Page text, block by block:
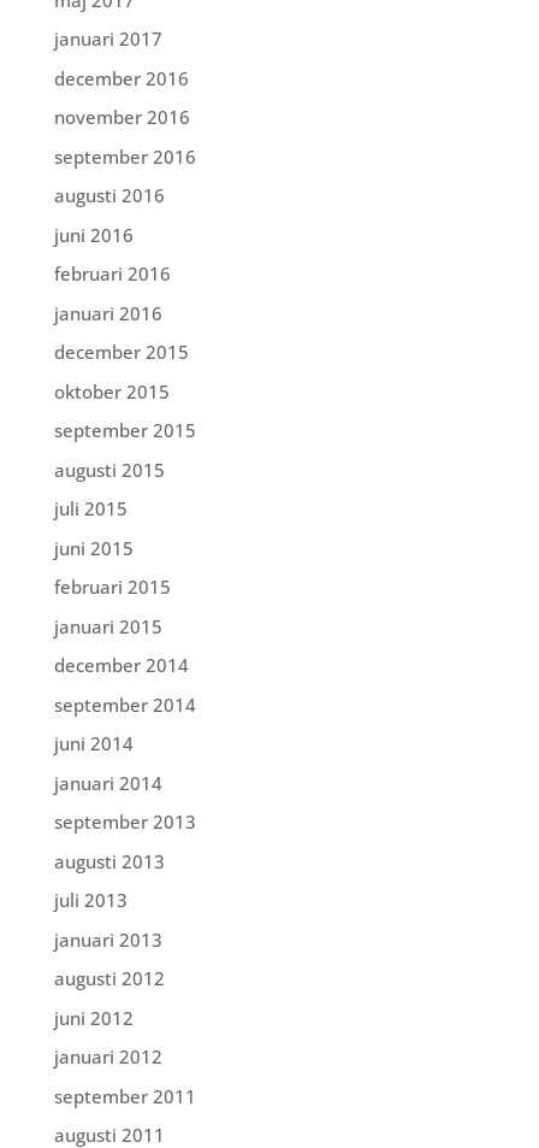
januari 2017
december 2016
november 2016
september 2016
augusti 2016
juni 2016
februari 2016
januari 2016
december 2015
oktober 2015
september 2015
augusti 2015
juli 2015
juni 2015
februari 2015
januari 2015
december 2014
september 2014
juni 2014
januari 2014
september 2013
augusti 2013
juli 2013
januari 2013
augusti 2012
juni 2012
januari 2012
september 2011
augusti 2011